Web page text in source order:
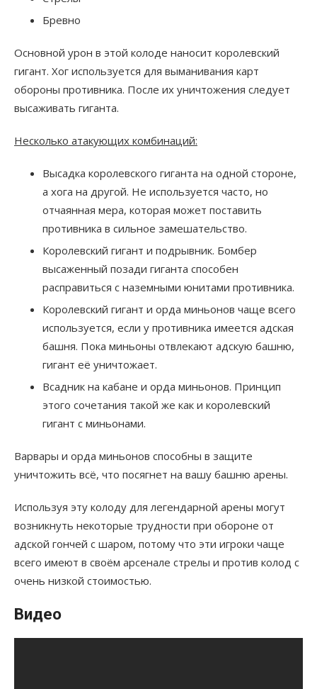
Бревно
Основной урон в этой колоде наносит королевский
гигант. Хог используется для выманивания карт
обороны противника. После их уничтожения следует
высаживать гиганта.
Несколько атакующих комбинаций:
Высадка королевского гиганта на одной стороне,
а хога на другой. Не используется часто, но
отчаянная мера, которая может поставить
противника в сильное замешательство.
Королевский гигант и подрывник. Бомбер
высаженный позади гиганта способен
расправиться с наземными юнитами противника.
Королевский гигант и орда миньонов чаще всего
используется, если у противника имеется адская
башня. Пока миньоны отвлекают адскую башню,
гигант её уничтожает.
Всадник на кабане и орда миньонов. Принцип
этого сочетания такой же как и королевский
гигант с миньонами.
Варвары и орда миньонов способны в защите
уничтожить всё, что посягнет на вашу башню арены.
Используя эту колоду для легендарной арены могут
возникнуть некоторые трудности при обороне от
адской гончей с шаром, потому что эти игроки чаще
всего имеют в своём арсенале стрелы и против колод с
очень низкой стоимостью.
Видео